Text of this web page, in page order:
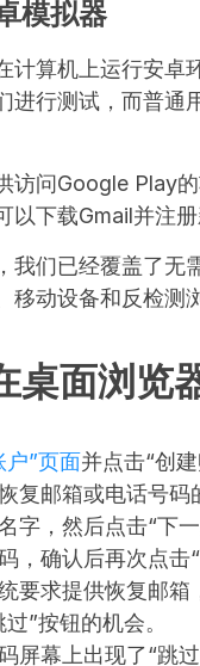
模拟器
计算机上运行安
进行测试，而普通
访问Google Play
以下载Gmail并注册
我们已经覆盖了无
移动设备和反检测
桌面浏览
户”页面并点击“创建
复邮箱或电话号码
字，然后点击“下一
，确认后再次点击“
要求提供恢复邮
”按钮的机会。
屏幕上出现了“跳过